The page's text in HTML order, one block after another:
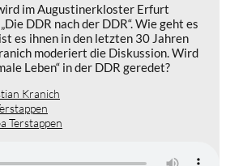
im Augustinerkloster Erfurt
DDR nach der DDR“. Wie geht es
es ihnen in den letzten 30 Jahren
moderiert die Diskussion. Wird
Leben“ in der DDR geredet?
Kranich
Terstappen